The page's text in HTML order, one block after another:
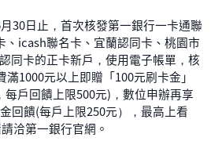
日止，首次核發第一銀行一卡通聯
、icash聯名卡、宜蘭認同卡、桃園市
同卡的正卡新戶，使用電子帳單，核
1000元以上即贈「100元刷卡金」
每戶回饋上限500元)，數位申辦再享
回饋(每戶上限250元），最高上看
洽第一銀行官網。